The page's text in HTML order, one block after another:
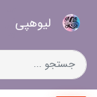
لیو‌هپی